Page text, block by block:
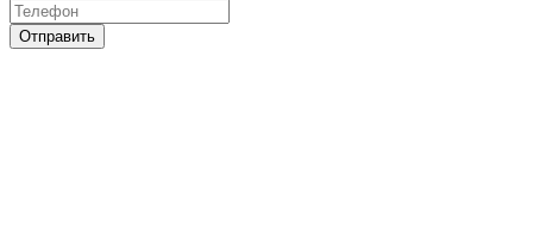
Отправить